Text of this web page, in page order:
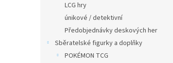
LCG hry
únikové / detektivní
Předobjednávky deskových her
Sběratelské figurky a doplňky
POKÉMON TCG